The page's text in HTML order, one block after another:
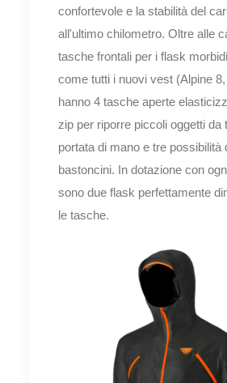
confortevole e la stabilità del
all'ultimo chilometro. Oltre alle
tasche frontali per i flask
come tutti i nuovi vest (Alpine
hanno 4 tasche aperte
zip per riporre piccoli oggetti da
portata di mano e tre possibilità
bastoncini. In dotazione con
sono due flask perfettamente
le tasche.